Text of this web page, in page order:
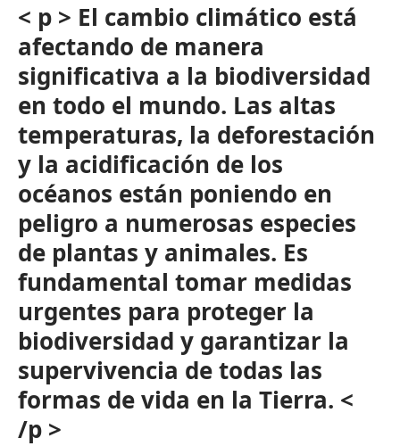
< p > El cambio climático está
afectando de manera
significativa a la biodiversidad
en todo el mundo. Las altas
temperaturas, la deforestación
y la acidificación de los
océanos están poniendo en
peligro a numerosas especies
de plantas y animales. Es
fundamental tomar medidas
urgentes para proteger la
biodiversidad y garantizar la
supervivencia de todas las
formas de vida en la Tierra. <
/p >